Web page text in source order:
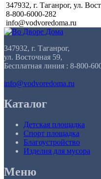
347932, г. Таганрог, ул.
8-800-6000-282
info@vodvoredoma.ru
347932, г. Таганрог,
ул. Восточная 59,
Бесплатная линия : 8-800-
info@vodvoredoma.ru
Каталог
Детская площадка
Спорт площадка
Благоустройство
Изделия для мусора
Меню